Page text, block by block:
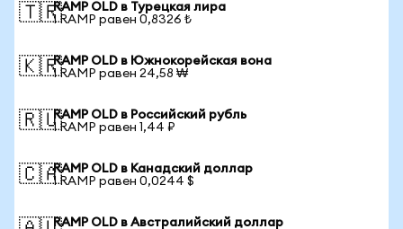
🇹🇷RAMP OLD в Турецкая лира
1 RAMP равен 0,8326 ₺
🇰🇷RAMP OLD в Южнокорейская вона
1 RAMP равен 24,58 ₩
🇷🇺RAMP OLD в Российский рубль
1 RAMP равен 1,44 ₽
🇨🇦RAMP OLD в Канадский доллар
1 RAMP равен 0,0244 $
RAMP OLD в Австралийский доллар